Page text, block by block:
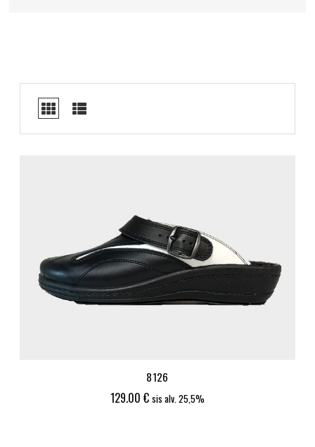
8126
129.00 € sis alv. 25,5%